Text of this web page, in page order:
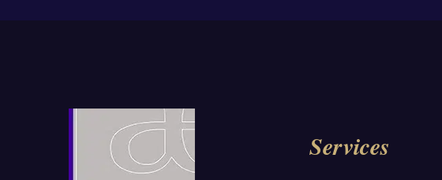
Services